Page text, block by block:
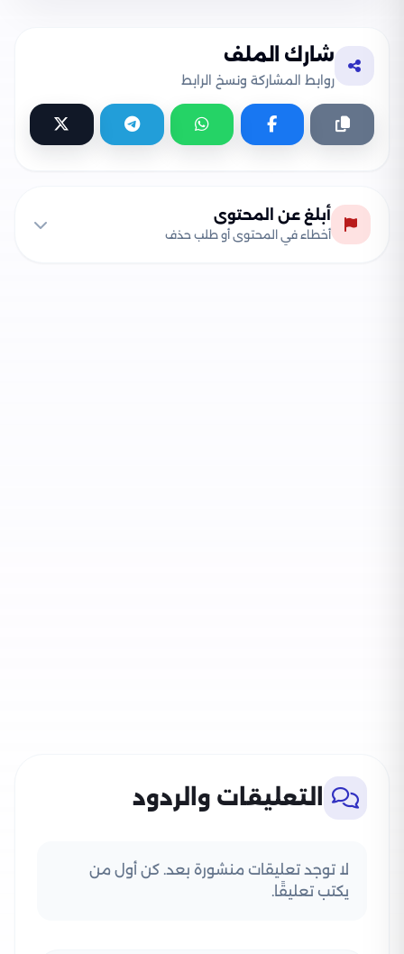
شارك الملف
روابط المشاركة ونسخ الرابط
أبلغ عن المحتوى
أخطاء في المحتوى أو طلب حذف
التعليقات والردود
لا توجد تعليقات منشورة بعد. كن أول من
يكتب تعليقًا.